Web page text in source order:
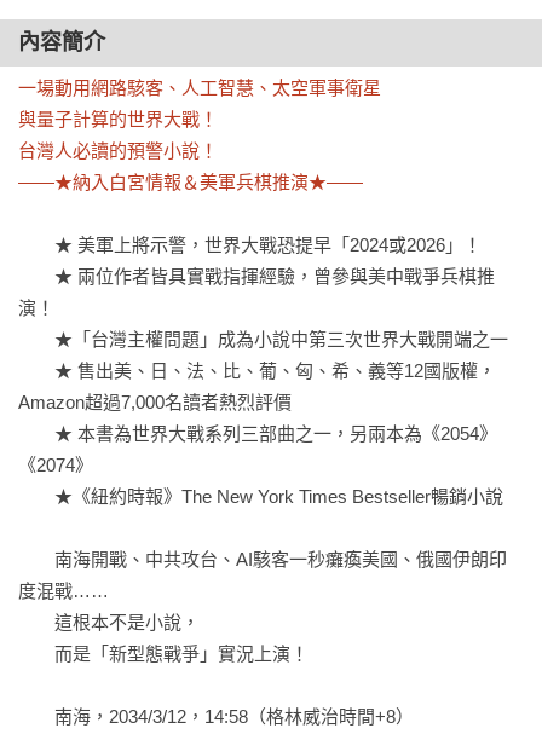
內容簡介
一場動用網路駭客、人工智慧、太空軍事衛星
與量子計算的世界大戰！
台灣人必讀的預警小說！
——★納入白宮情報＆美軍兵棋推演★——
★ 美軍上將示警，世界大戰恐提早「2024或2026」！
★ 兩位作者皆具實戰指揮經驗，曾參與美中戰爭兵棋推
演！
★「台灣主權問題」成為小說中第三次世界大戰開端之一
★ 售出美、日、法、比、葡、匈、希、義等12國版權，
Amazon超過7,000名讀者熱烈評價
★ 本書為世界大戰系列三部曲之一，另兩本為《2054》
《2074》
★《紐約時報》The New York Times Bestseller暢銷小說
南海開戰、中共攻台、AI駭客一秒癱瘓美國、俄國伊朗印
度混戰……
這根本不是小說，
而是「新型態戰爭」實況上演！
南海，2034/3/12，14:58（格林威治時間+8）